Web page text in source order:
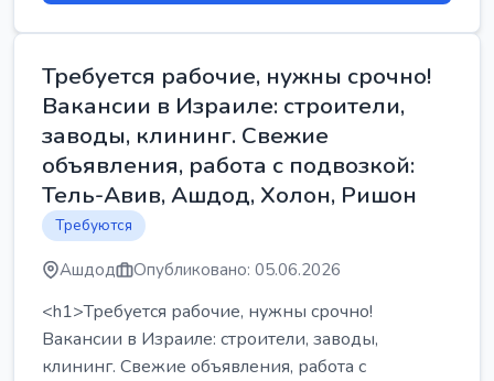
Требуется рабочие, нужны срочно!
Вакансии в Израиле: строители,
заводы, клининг. Свежие
объявления, работа с подвозкой:
Тель-Авив, Ашдод, Холон, Ришон
Требуются
Ашдод Опубликовано: 05.06.2026
<h1>Требуется рабочие, нужны срочно!
Вакансии в Израиле: строители, заводы,
клининг. Свежие объявления, работа с